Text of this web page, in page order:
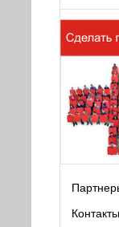
Контакты